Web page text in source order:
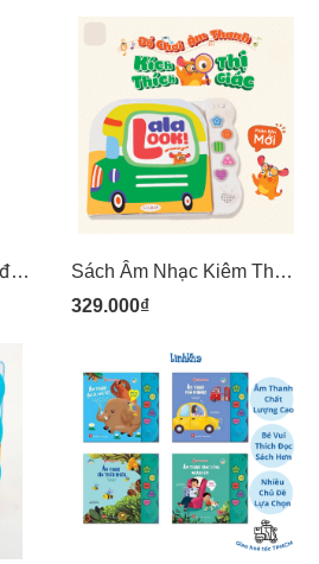
Đồ chơi treo nôi cũi xe đẩy bằng vải bông có âm thanh leng keng cho bé sơ sinh Pipovietnam
Sách Âm Nhạc Kiêm Thẻ Gấp Dích Dắc Zigzag Cho Trẻ Sơ Sinh Luyện Kích Thích Thị Giác Và Phát Triển Tri Não Lalalook Look Around You (Màu Sắc): Bé 6 -12 Tháng
329.000₫